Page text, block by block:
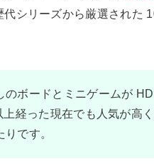
代シリーズから厳選された
のボードとミニゲームが
上経った現在でも人気が高
りです。